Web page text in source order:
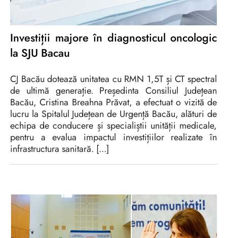
Investiții majore în diagnosticul oncologic
la SJU Bacau
CJ Bacău dotează unitatea cu RMN 1,5T și CT spectral
de ultimă generație. Președinta Consiliul Județean
Bacău, Cristina Breahna Prăvat, a efectuat o vizită de
lucru la Spitalul Județean de Urgență Bacău, alături de
echipa de conducere și specialiștii unității medicale,
pentru a evalua impactul investițiilor realizate în
infrastructura sanitară. [...]